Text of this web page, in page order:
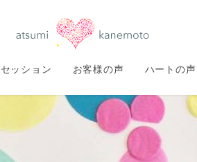
ッション お客様の声 ハートの